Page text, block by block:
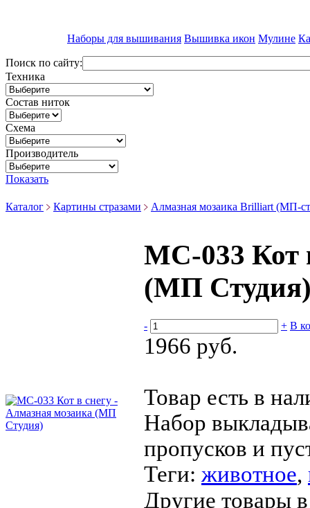
Наборы для вышивания Вышивка икон Мулине
Поиск по сайту:
Техника
Состав ниток
Схема
Производитель
Показать
Каталог Картины стразами Алмазная мозаика Brilliart (МП-
МС-033 Кот
(МП
- + В
1966 руб.
Товар есть в
Набор
пропусков и
Теги: животное,
Другие товары